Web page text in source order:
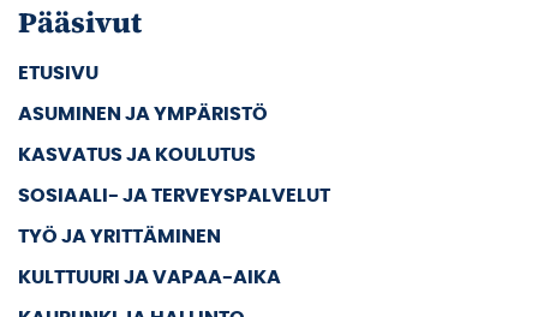
Pääsivut
ETUSIVU
ASUMINEN JA YMPÄRISTÖ
KASVATUS JA KOULUTUS
SOSIAALI- JA TERVEYSPALVELUT
TYÖ JA YRITTÄMINEN
KULTTUURI JA VAPAA-AIKA